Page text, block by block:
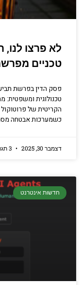
לא פרצו לנו,
טכניים
פסק הדין בפרשת
טכנולוגית
הקריטית של
כשמערכות אבטחה
דצמבר 30, 2025
חדשות אינטרנט